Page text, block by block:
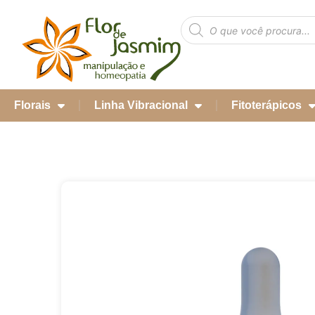
Florais Linha Vibracional Fitoterápicos